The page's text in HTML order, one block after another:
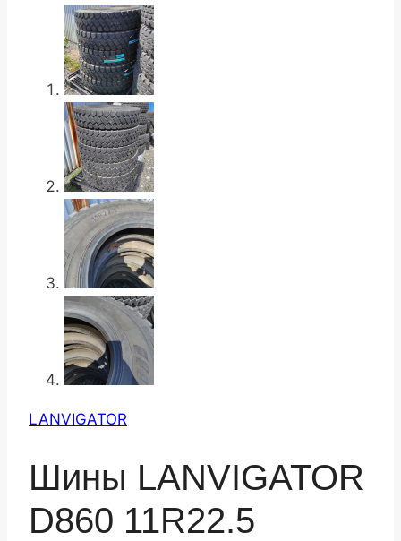
LANVIGATOR
Шины LANVIGATOR
D860 11R22.5